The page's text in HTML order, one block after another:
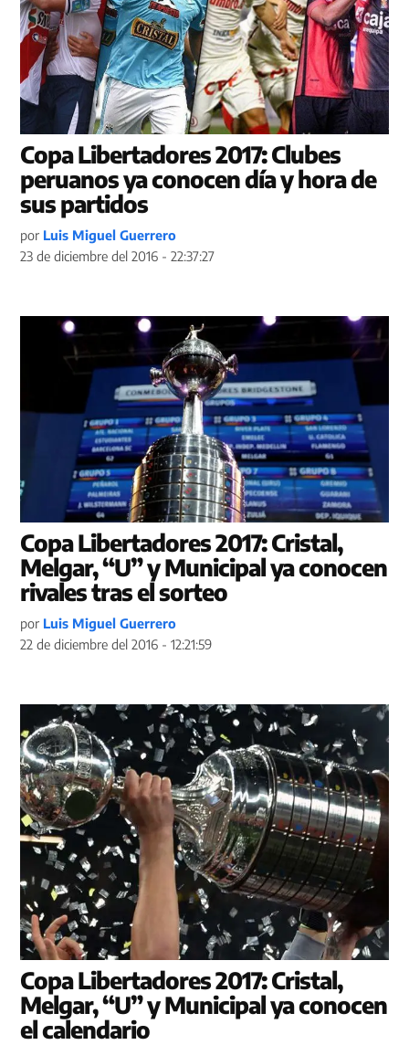
Copa Libertadores 2017: Clubes
peruanos ya conocen día y hora de
sus partidos
por Luis Miguel Guerrero
23 de diciembre del 2016 - 22:37:27
Copa Libertadores 2017: Cristal,
Melgar, “U” y Municipal ya conocen
rivales tras el sorteo
por Luis Miguel Guerrero
22 de diciembre del 2016 - 12:21:59
Copa Libertadores 2017: Cristal,
Melgar, “U” y Municipal ya conocen
el calendario